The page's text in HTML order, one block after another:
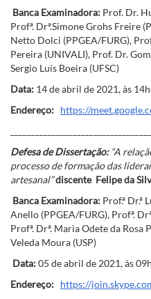
Banca Examinadora: Prof. Dr.
Profª. Drª.Simone Grohs Freire
Netto Dolci (PPGEA/FURG),
Pereira (UNIVALI), Prof. Dr.
Sergio Luís Boeira (UFSC)
Data: 14 de abril de 2021, às
Endereço: https://
Defesa de Dissertação: “A
processo de formação das
artesanal”discente Felipe da
Banca Examinadora: Prof.ª Dr.ª
Anello (PPGEA/FURG), Profª.
Profª. Drª. Maria Odete da Rosa
Veleda Moura (USP)
Data:05 de abril de 2021, às
Endereço: https://